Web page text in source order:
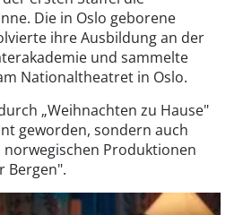
Die in Oslo geborene
ihre Ausbildung an der
und sammelte
Nationaltheatret in Oslo.
„Weihnachten zu Hause"
geworden, sondern auch
Produktionen
Bergen".